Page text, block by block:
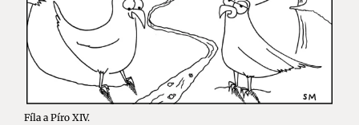
Fíla a Píro XIV.